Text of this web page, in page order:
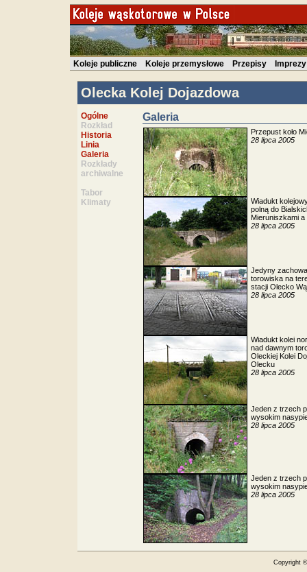
Koleje publiczne Koleje przemysłowe Przepisy Imprezy
Olecka Kolej Dojazdowa
Ogólne
Rozkład
Historia
Linia
Galeria
Rozkłady
archiwalne
Tabor
Klimaty
Galeria
Przepust koło
28 lipca 2005
Wiadukt
polną do
Mieruniszkami
28 lipca 2005
Jedyny
torowiska na
stacji Olecko
28 lipca 2005
Wiadukt kolei
nad dawnym
Oleckiej Kolei
Olecku
28 lipca 2005
Jeden z trzech
wysokim
28 lipca 2005
Jeden z trzech
wysokim
28 lipca 2005
Copyright